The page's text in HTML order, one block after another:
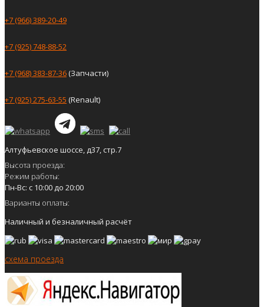
+7 (966) 389-20-49
+7 (925) 748-88-52
+7 (968) 383-87-36(Запчасти)
+7 (925) 275-63-55 (Renault)
Алтуфьевское шоссе, д37, стр.7
Высота проезда:
Режим работы:
Пн-Вс: с 10:00 до 20:00
Варианты оплаты:
Наличный и безналичный расчёт
схема проезда